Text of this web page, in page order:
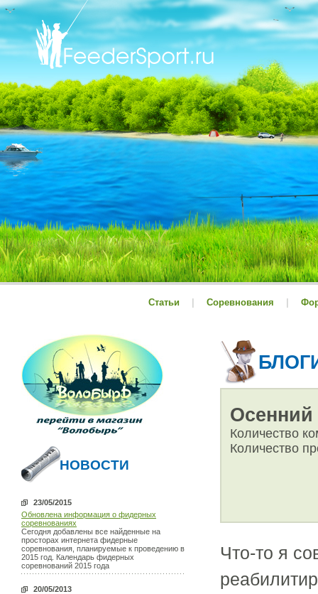
Статьи Соревнования
НОВОСТИ
23/05/2015
Обновлена информация о фидерных
соревнованиях
Сегодня добавлены все найденные на
просторах интернета фидерные
соревнования, планируемые к проведению в
2015 год. Календарь фидерных
соревнований 2015 года
20/05/2013
Количество
Количество
Что-то я